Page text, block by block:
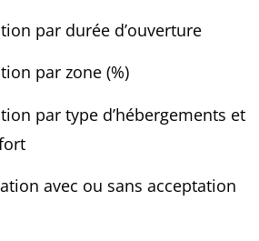
par durée d’ouverture
par zone (%)
par type d’hébergements et
avec ou sans acceptation